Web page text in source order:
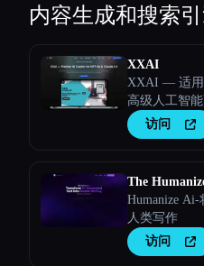
内容生成和搜索
XXAI
XXAI — 适用
高级人工智
访问
The
Humanize
人类写作
访问